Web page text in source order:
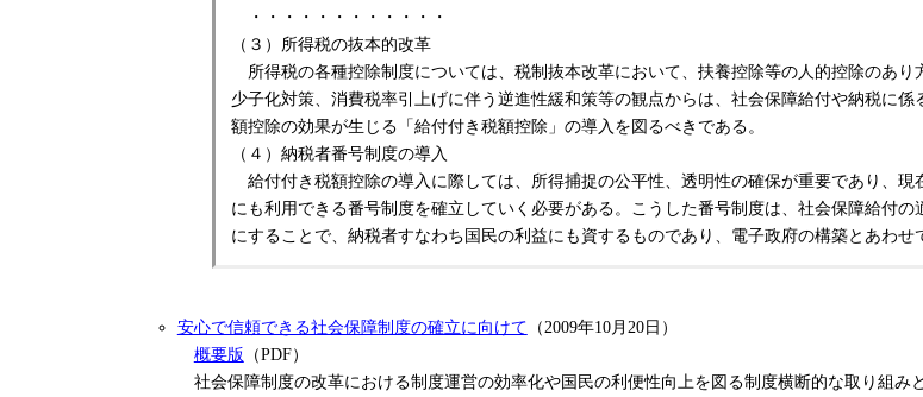
・・・・・・・・・・・・
（３）所得税の抜本的改革
所得税の各種控除制度については、税制抜本改革において、扶養控除等の人的控除のあり
少子化対策、消費税率引上げに伴う逆進性緩和策等の観点からは、社会保障給付や納税に
額控除の効果が生じる「給付付き税額控除」の導入を図るべきである。
（４）納税者番号制度の導入
給付付き税額控除の導入に際しては、所得捕捉の公平性、透明性の確保が重要であり、
にも利用できる番号制度を確立していく必要がある。こうした番号制度は、社会保障給付
にすることで、納税者すなわち国民の利益にも資するものであり、電子政府の構築とあわせ
安心で信頼できる社会保障制度の確立に向けて （2009年10月20日）
概要版 （PDF）
社会保障制度の改革における制度運営の効率化や国民の利便性向上を図る制度横断的な取り組